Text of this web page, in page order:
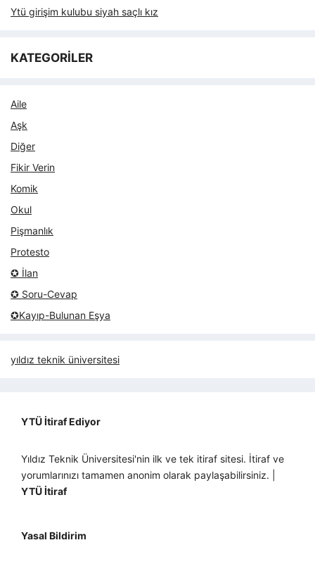
Ytü girişim kulubu siyah saçlı kız
KATEGORİLER
Aile
Aşk
Diğer
Fikir Verin
Komik
Okul
Pişmanlık
Protesto
✪ İlan
✪ Soru-Cevap
✪Kayıp-Bulunan Eşya
yıldız teknik üniversitesi
YTÜ İtiraf Ediyor
Yıldız Teknik Üniversitesi'nin ilk ve tek itiraf sitesi. İtiraf ve
yorumlarınızı tamamen anonim olarak paylaşabilirsiniz. |
YTÜ İtiraf
Yasal Bildirim